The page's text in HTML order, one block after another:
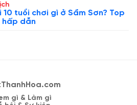
10 tuổi chơi gì ở Sầm Sơn? Top
hấp dẫn
gì & Làm gì